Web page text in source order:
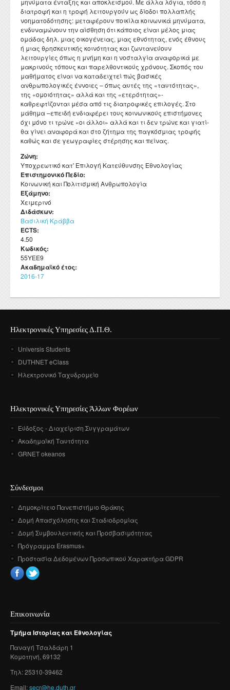
Διατελέσαντες Πρόεδροι
Ομότιμοι Καθηγητές
Διατελέσαντα μέλη ΔΕΠ
Επίτιμοι Καθηγητές
Επίτιμοι Διδάκτορες
Οδηγός σπουδών προπτυχιακού προγράμματος
Διάρκεια φοίτησης
Κατατακτήριες εξετάσεις
Τοπική Ιστορία, Πολιτισμός και Προστασία της
Αρχιτεκτονικής Κληρονομιάς: Διεπιστημονικές
Προσεγγίσεις και Ψηφιακές Εφαρμογές
Πολιτισμικές Σπουδές: Νέος Ελληνισμός και Βαλκάνια
Ωρολόγιο Πρόγραμμα
Πρόγραμμα Εξεταστικής
Σύμβουλος σπουδών
ΔΟΑΤΑΠ
Εργαστήριο Νεότερης και Σύγχρονης Ιστορίας
Εργαστήριο Βυζαντινών και Μεταβυζαντινών Ερευνών
Εργαστήριο Τεχνολογίας, Έρευνας και Εφαρμογών στην
Εκπαίδευση
Υγειονομική περίθαλψη
Δομή Συμβουλευτικής και Προσβασιμότητας
Σύλλογος αποφοίτων
Συνέδρια - Ημερίδες Τμήματος
Δραστηριότητες Τμήματος
Απολογισμοί πεπραγμένων του Τμήματος
Έντυπα
Κανονισμός Προπτυχιακού Προγράμματος Σπουδών
Κανονισμός ακαδημαϊκού συμβούλου σπουδών
Κανονισμός Προπτυχιακών Διπλωματικών Εργασιών
Κανονισμός Διδακτορικών Σπουδών
Κανονισμός Εκπόνησης Μεταδιδακτορικής Έρευνας
Κανονισμός Βιβλιοθήκης
Ο θεσμός του "Ακροατή Πανεπιστημιακών Μαθημάτων"
Επικοινωνία
μηνύματα ένταξης και αποκλεισμού. Με άλλα λόγια, τόσο η
διατροφή και η τροφή λειτουργούν ως δίοδοι πολλαπλής
νοηματοδότησης: μεταφέρουν ποικίλα κοινωνικά μηνύματα,
ενδυναμώνουν την αίσθηση ότι κάποιος είναι μέλος μιας
ομάδας δηλ. μιας οικογένειας, μιας εθνότητας, ενός έθνους
ή μιας θρησκευτικής κοινότητας και ζωντανεύουν
λειτουργίες όπως η μνήμη και η νοσταλγία αναφορικά με
μακρινούς τόπους και παρελθοντικούς χρόνους. Σκοπός του
μαθήματος είναι να καταδειχτεί πώς βασικές
ανθρωπολογικές έννοιες – όπως αυτές της «ταυτότητας»,
της «ομοιότητας» αλλά και της «ετερότητας»-
καθρεφτίζονται μέσα από τις διατροφικές επιλογές. Στο
μάθημα –επειδή ενδιαφέρει τους κοινωνικούς επιστήμονες
όχι μόνο τι τρώνε «οι άλλοι» αλλά και τι δεν τρώνε και γιατί-
θα γίνει αναφορά και στο ζήτημα της παγκόσμιας τροφής
καθώς και σε γεωγραφίες στέρησης και πείνας.
Ζώνη:
Υποχρεωτικό κατ' Επιλογή Κατεύθυνσης Εθνολογίας
Επιστημονικό Πεδίο:
Κοινωνική και Πολιτισμική Ανθρωπολογία
Εξάμηνο:
Χειμερινό
Διδάσκων:
Βασιλική Κράββα
ECTS:
4.50
Κωδικός:
55ΥΕΕ9
Ακαδημαϊκό έτος:
2016-17
Ηλεκτρονικές Υπηρεσίες Δ.Π.Θ.
Universis Students
DUTHNET eClass
Ηλεκτρονικό Ταχυδρομείο
Ηλεκτρονικές Υπηρεσίες Άλλων Φορέων
Εύδοξος - Διαχείριση Συγγραμάτων
Ακαδημαϊκή Ταυτότητα
GRNET okeanos
Σύνδεσμοι
Δημοκρίτειο Πανεπιστήμιο Θράκης
Δομή Απασχόλησης και Σταδιοδρομίας
Δομή Συμβουλευτικής και Προσβασιμότητας
Πρόγραμμα Erasmus+
Προστασία Δεδομένων Προσωπικού Χαρακτήρα GDPR
Επικοινωνία
ΤμήμαΙστορίαςκαι Εθνολογίας
Παναγή Τσαλδάρη 1
Κομοτηνή, 69132
Τηλ: 25310-39462
Email:secr@he.duth.gr